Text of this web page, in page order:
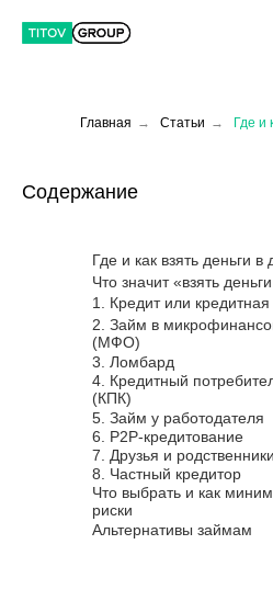
Главная → Статьи → Где и
Содержание
Где и как взять деньги в
Что значит «взять
1. Кредит или кредитная
2. Займ в
(МФО)
3. Ломбард
4. Кредитный
(КПК)
5. Займ у работодателя
6. P2P-кредитование
7. Друзья и родственники
8. Частный кредитор
Что выбрать и как
риски
Альтернативы займам